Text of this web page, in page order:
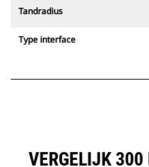
Tandradius
Type interface
VERGELIJK